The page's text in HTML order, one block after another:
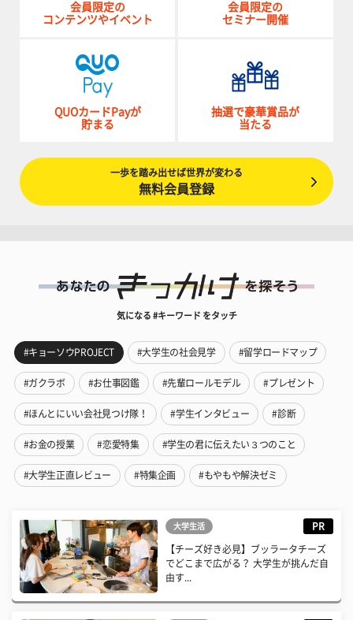
会員限定の
コンテンツやイベント
会員限定の
セミナー開催
QUOカードPayが
貯まる
抽選で豪華賞品が
当たる
一歩を踏み出せば世界が変わる
無料会員登録
気になる #キーワード をタッチ
#キョーソウPROJECT #大学生の社会見学 #留学ロードマップ
#ガクラボ #お仕事図鑑 #先輩ロールモデル #プレゼント
#ほんとにいい会社見つけ隊！ #学生インタビュー #診断
#お金の授業 #恋愛特集 #学生の君に伝えたい３つのこと
#大学生正直レビュー #特集企画 #もやもや解決ゼミ
大学生活 PR
【チーズ好き必見】ブッラータチーズ
でどこまで広がる？ 大学生が挑んだ自
由す...